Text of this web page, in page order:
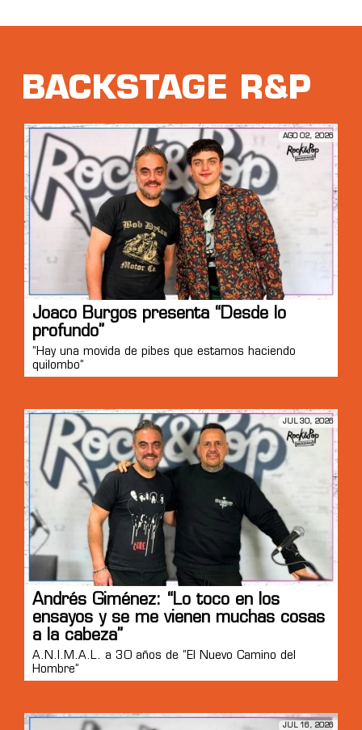
BACKSTAGE R&P
AGO 02, 2026
Joaco Burgos presenta “Desde lo
profundo”
“Hay una movida de pibes que estamos haciendo
quilombo”
JUL 30, 2026
Andrés Giménez: “Lo toco en los
ensayos y se me vienen muchas cosas
a la cabeza”
A.N.I.M.A.L. a 30 años de “El Nuevo Camino del
Hombre”
JUL 16, 2026